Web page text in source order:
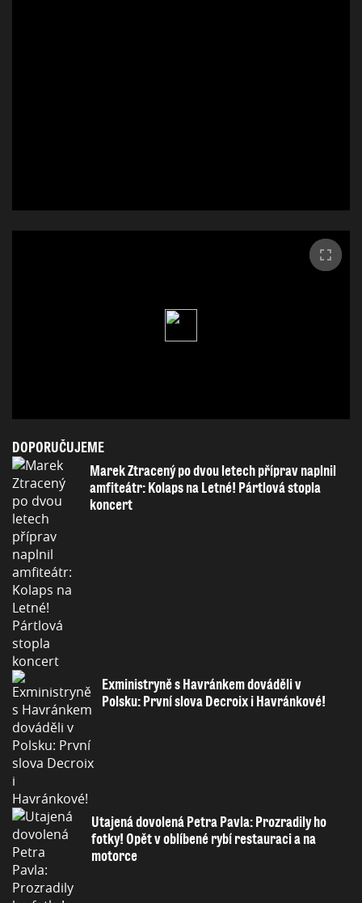
DOPORUČUJEME
Marek Ztracený po dvou letech příprav naplnil
amfiteátr: Kolaps na Letné! Pártlová stopla
koncert
Exministryně s Havránkem dováděli v
Polsku: První slova Decroix i Havránkové!
Utajená dovolená Petra Pavla: Prozradily ho
fotky! Opět v oblíbené rybí restauraci a na
motorce